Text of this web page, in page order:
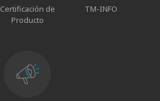
Certificación de
Producto
TM-INFO